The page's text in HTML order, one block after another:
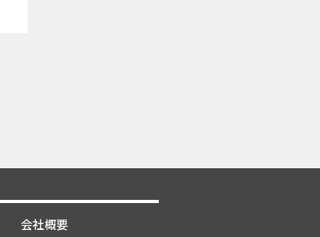
会社概要